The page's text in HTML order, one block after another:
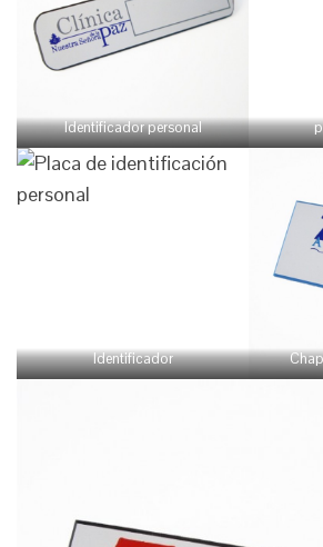
Identificador personal
Identificador